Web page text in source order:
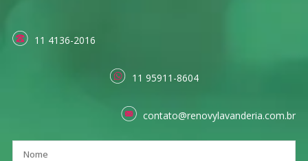
11 4136-2016
11 95911-8604
contato@renovylavanderia.com.br